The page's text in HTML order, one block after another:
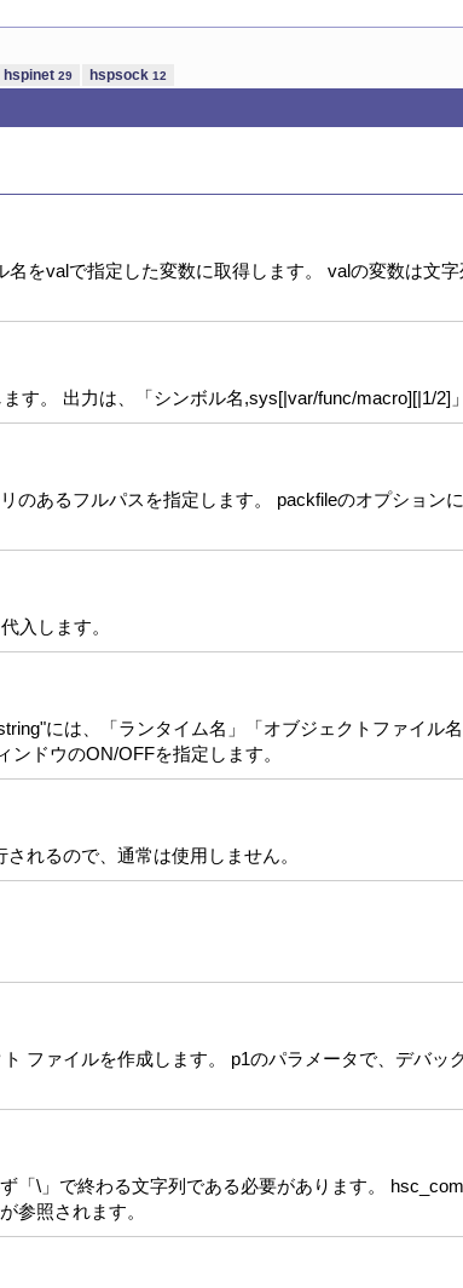
hspinet 29 hspsock 12
をvalで指定した変数に取得します。 valの変数は文
。 出力は、「シンボル名,sys[|var/func/macro][|1/2]
あるフルパスを指定します。 packfileのオプション
入します。
には、「ランタイム名」「オブジェクトファイル
ドウのON/OFFを指定します。
れるので、通常は使用しません。
ファイルを作成します。 p1のパラメータで、デバッ
「\」で終わる文字列である必要があります。
参照されます。